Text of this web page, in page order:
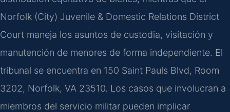
Norfolk (City) Juvenile & Domestic Relations District
Court maneja los asuntos de custodia, visitación y
manutención de menores de forma independiente. El
tribunal se encuentra en 150 Saint Pauls Blvd, Room
3202, Norfolk, VA 23510. Los casos que involucran a
miembros del servicio militar pueden implicar